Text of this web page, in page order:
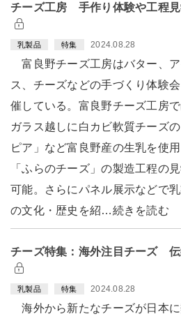
チーズ工房 手作り体験や工程見
乳製品 特集 2024.08.28
富良野チーズ工房はバター、ア
ス、チーズなどの手づくり体験
催している。富良野チーズ工房で
ガラス越しに白カビ軟質チーズ
ピア」など富良野産の生乳を使
「ふらのチーズ」の製造工程の
可能。さらにパネル展示などで
の文化・歴史を紹…続きを読む
チーズ特集：海外注目チーズ
乳製品 特集 2024.08.28
海外から新たなチーズが日本に